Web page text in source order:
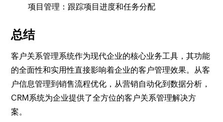
项目管理：跟踪项目进度和任务分配
总结
客户关系管理系统作为现代企业的核心业务工具，其功能
的全面性和实用性直接影响着企业的客户管理效果。从客
户信息管理到销售流程优化，从营销自动化到数据分析，
CRM系统为企业提供了全方位的客户关系管理解决方
案。